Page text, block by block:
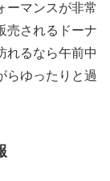
ーマンスが非常
売されるドーナ
れるなら午前中
らゆったりと過